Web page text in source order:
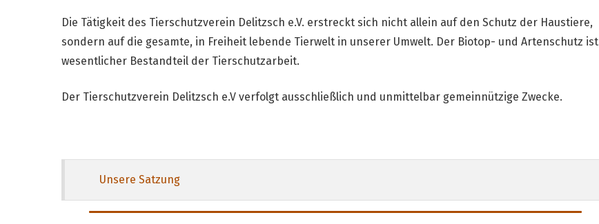
Die Tätigkeit des Tierschutzverein Delitzsch e.V. erstreckt sich nicht allein auf den Schutz der Haustiere,
sondern auf die gesamte, in Freiheit lebende Tierwelt in unserer Umwelt. Der Biotop- und Artenschutz ist
wesentlicher Bestandteil der Tierschutzarbeit.
Der Tierschutzverein Delitzsch e.V verfolgt ausschließlich und unmittelbar gemeinnützige Zwecke.
Unsere Satzung